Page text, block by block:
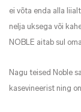
ei võta enda alla
nelja uksega või
NOBLE aitab sul
Nagu teised Noble
kasevineerist ning